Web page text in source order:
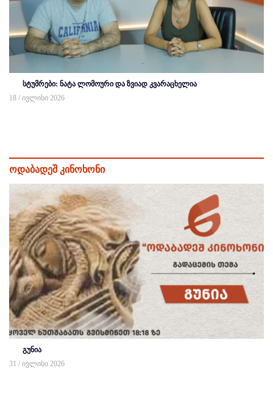
სტუმრები: ნატა ლომოური და ზვიად კვარაცხელია
18 / ივლისი 2026
ოდაბადეშ კინოხონი
გუნია
31 / ივლისი 2026